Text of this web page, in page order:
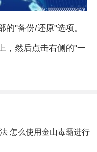
的"备份/还原"选项。
，然后点击右侧的"一
怎么使用金山毒霸进行